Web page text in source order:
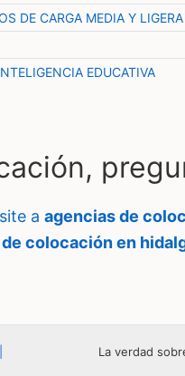
DE CARGA MEDIA Y LIGERA
EDUCATIVA
a agencias de
colocación en
La verdad